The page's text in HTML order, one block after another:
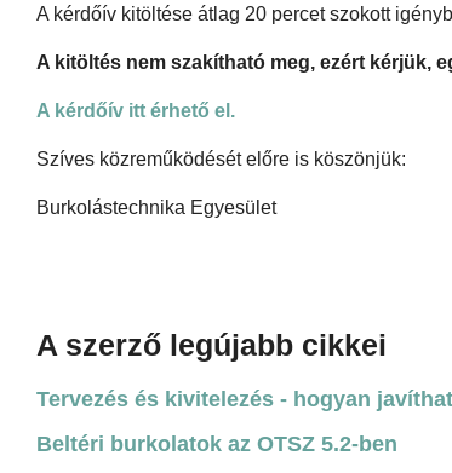
A kérdőív kitöltése átlag 20 percet szokott
A kitöltés nem szakítható meg, ezért kérjük,
A kérdőív itt érhető el.
Szíves közreműködését előre is köszönjük:
Burkolástechnika Egyesület
A szerző legújabb cikkei
Tervezés és kivitelezés - hogyan
Beltéri burkolatok az OTSZ 5.2-ben